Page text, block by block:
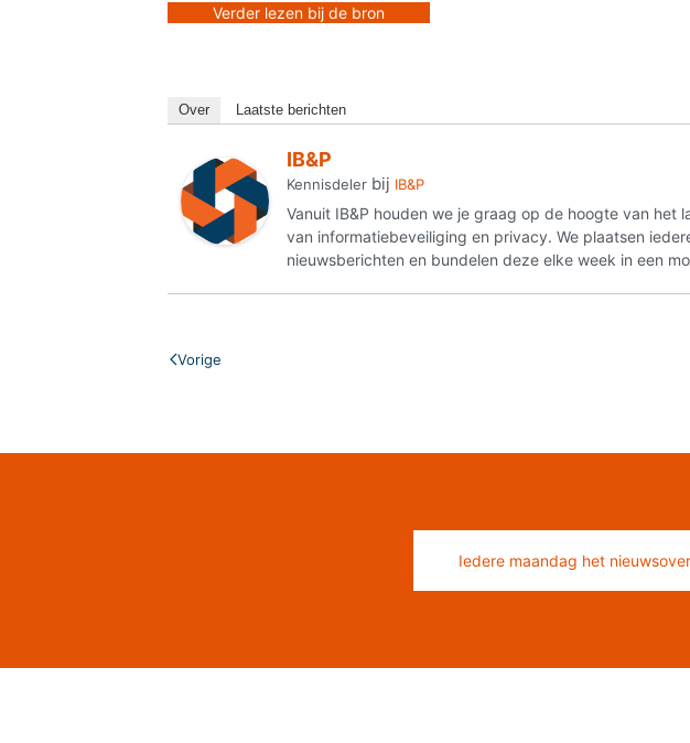
Verder lezen bij de bron
Over Laatste berichten
IB&P
Kennisdeler bij IB&P
Vanuit IB&P houden we je graag op de hoogte van het
van informatiebeveiliging en privacy. We plaatsen
nieuwsberichten en bundelen deze elke week in een
Vorige
Iedere maandag het